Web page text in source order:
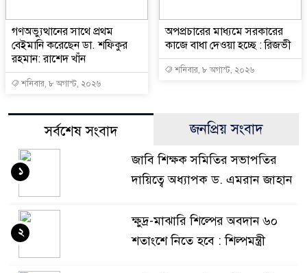
গণঅভ্যুত্থানের সাথে প্রথম
বেইমানি করেছেন ডা. শফিকুর
রহমান: রাশেদ খাঁন
শনিবার, ৮ অগাস্ট, ২০২৬
অপপ্রচারের মাধ্যমে সরকারের
কাজে বাধা দেওয়া হচ্ছে : রিজভী
শনিবার, ৮ অগাস্ট, ২০২৬
সর্বশেষ সংবাদ জনপ্রিয় সংবাদ
জাবি শিক্ষক সমিতির সভাপতির
দায়িত্বে অধ্যাপক ড. এমরান জাহান
১
ক্ষুদ্র-মাঝারি শিল্পের অবদান ৬০
শতাংশে নিতে হবে : শিল্পমন্ত্রী
২